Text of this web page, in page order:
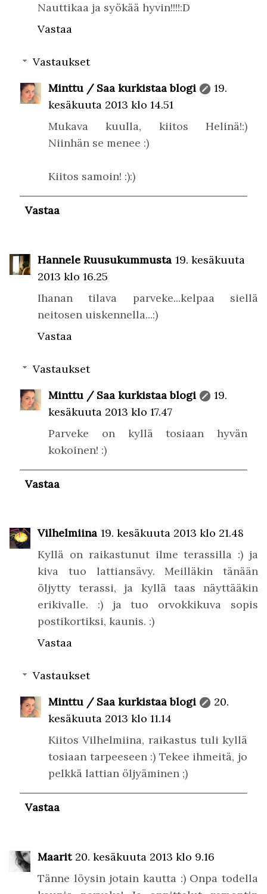
Nauttikaa ja syökää hyvin!!!!:D
Vastaa
Vastaukset
Minttu / Saa kurkistaa blogi
19.
kesäkuuta 2013 klo 14.51
Mukava kuulla, kiitos Helinä!:)
Niinhän se menee :)
Kiitos samoin! :):)
Vastaa
Hannele Ruusukummusta 19. kesäkuuta
2013 klo 16.25
Ihanan tilava parveke...kelpaa siellä
neitosen uiskennella...:)
Vastaa
Vastaukset
Minttu / Saa kurkistaa blogi
19.
kesäkuuta 2013 klo 17.47
Parveke on kyllä tosiaan hyvän
kokoinen! :)
Vastaa
Vilhelmiina 19. kesäkuuta 2013 klo 21.48
Kyllä on raikastunut ilme terassilla :) ja
kiva tuo lattiansävy. Meilläkin tänään
öljytty terassi, ja kyllä taas näyttääkin
erikivalle. :) ja tuo orvokkikuva sopis
postikortiksi, kaunis. :)
Vastaa
Vastaukset
Minttu / Saa kurkistaa blogi
20.
kesäkuuta 2013 klo 11.14
Kiitos Vilhelmiina, raikastus tuli kyllä
tosiaan tarpeeseen :) Tekee ihmeitä, jo
pelkkä lattian öljyäminen ;)
Vastaa
Maarit 20. kesäkuuta 2013 klo 9.16
Tänne löysin jotain kautta :) Onpa todella